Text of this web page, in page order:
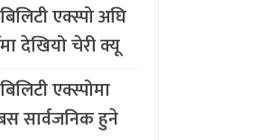
एक्स्पो अघि
देखियो चेरी क्यू
एक्स्पोमा
सार्वजनिक हुने